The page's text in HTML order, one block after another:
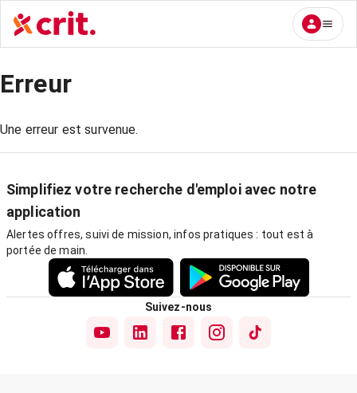
Erreur
Une erreur est survenue.
Simplifiez votre recherche d'emploi avec notre
application
Alertes offres, suivi de mission, infos pratiques : tout est à
portée de main.
Suivez-nous